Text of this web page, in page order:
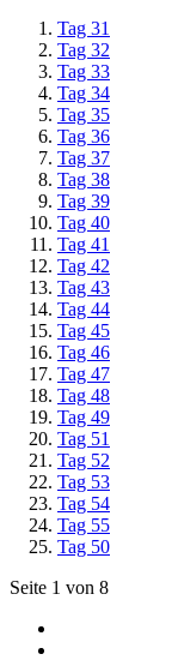
Tag 31
Tag 32
Tag 33
Tag 34
Tag 35
Tag 36
Tag 37
Tag 38
Tag 39
Tag 40
Tag 41
Tag 42
Tag 43
Tag 44
Tag 45
Tag 46
Tag 47
Tag 48
Tag 49
Tag 51
Tag 52
Tag 53
Tag 54
Tag 55
Tag 50
Seite 1 von 8